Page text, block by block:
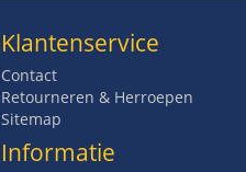
Klantenservice
Contact
Retourneren & Herroepen
Sitemap
Informatie